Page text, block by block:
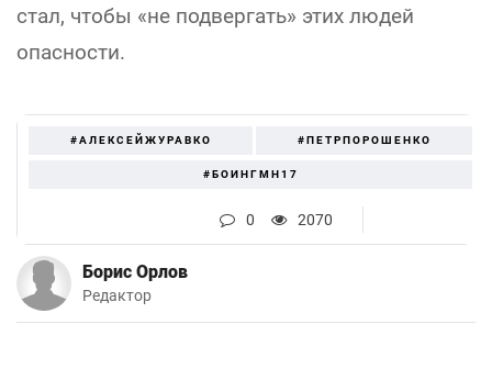
стал, чтобы «не подвергать» этих людей
опасности.
#АЛЕКСЕЙЖУРАВКО #ПЕТРПОРОШЕНКО
#БОИНГMH17
0 2070
Борис Орлов
Редактор